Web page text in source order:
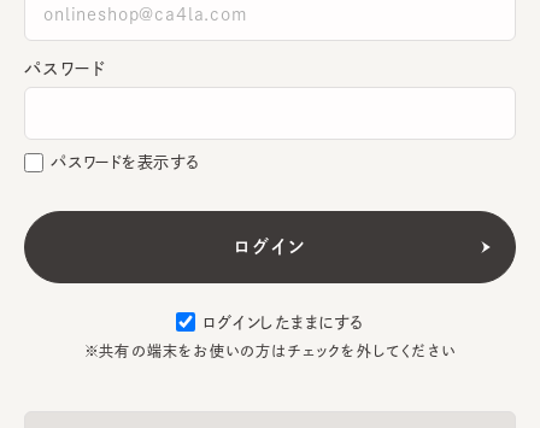
パスワード
パスワードを表示する
ログインしたままにする
※共有の端末をお使いの方はチェックを外してください